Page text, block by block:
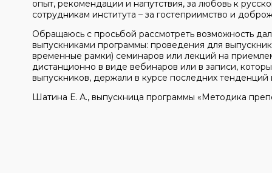
опыт, рекомендации и напутствия, за любовь к
сотрудникам института – за гостеприимство и
Обращаюсь с просьбой рассмотреть возможность
выпускниками программы: проведения для
временные рамки) семинаров или лекций на
дистанционно в виде вебинаров или в записи,
выпускников, держали в курсе последних тенденций
Шатина Е. А., выпускница программы «Методика